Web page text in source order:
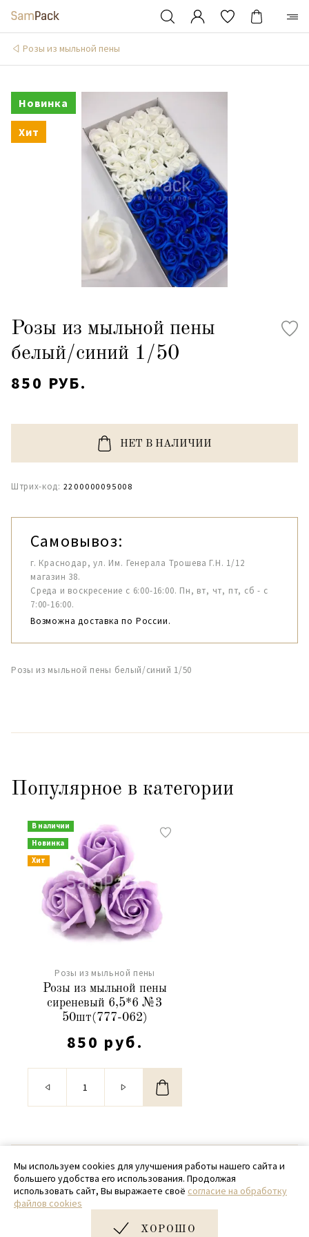
Розы из мыльной пены
Новинка
Хит
Розы из мыльной пены
белый/синий 1/50
850 РУБ.
НЕТ В НАЛИЧИИ
Штрих-код: 2200000095008
Самовывоз:
г. Краснодар, ул. Им. Генерала Трошева Г.Н. 1/12
магазин 38.
Среда и воскресение с 6:00-16:00. Пн, вт, чт, пт, сб - с
7:00-16:00.
Возможна доставка по России.
Розы из мыльной пены белый/синий 1/50
Популярное в категории
В наличии
Новинка
Хит
Розы из мыльной пены
Розы из мыльной пены
сиреневый 6,5*6 №3
50шт(777-062)
850 руб.
© 2020 - 2026 SamPack
+ 7 (918) 699-97-87
zakaz@sampack.store
Мы используем cookies для улучшения работы нашего сайта и
большего удобства его использования. Продолжая
использовать сайт, Вы выражаете своё согласие на обработку
файлов cookies
ХОРОШО